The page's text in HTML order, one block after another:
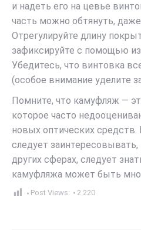
и надеть его на цевье
часть можно обтянуть,
Отрегулируйте длину
зафиксируйте с помощью
Убедитесь, что винтовка
(особое внимание уделите
Помните, что камуфляж —
которое часто
новых оптических средств.
следует
других сферах, следует
камуфляжа может быть
Post Views: 2 220